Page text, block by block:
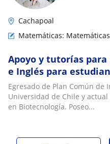
Cachapoal
Matemáticas:
Apoyo y tutorías
e Inglés para
básica y media
Egresado de Plan Común de
Universidad de Chile y
en Biotecnología. Poseo...